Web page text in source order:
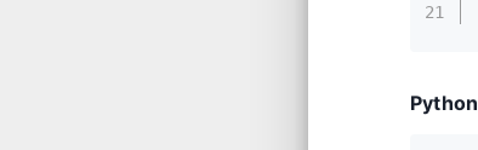
21
Python